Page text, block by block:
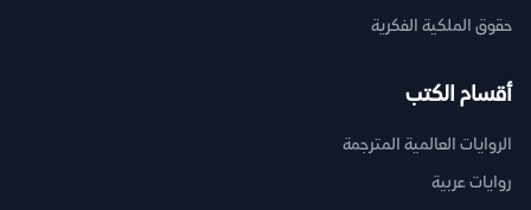
حقوق الملكية الفكرية
أقسام الكتب
الروايات العالمية المترجمة
روايات عربية